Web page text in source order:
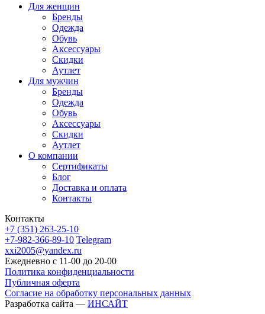
Для женщин
Бренды
Одежда
Обувь
Аксессуары
Скидки
Аутлет
Для мужчин
Бренды
Одежда
Обувь
Аксессуары
Скидки
Аутлет
О компании
Сертификаты
Блог
Доставка и оплата
Контакты
Контакты
+7 (351) 263-25-10
+7-982-366-89-10 Telegram
xxi2005@yandex.ru
Ежедневно с 11-00 до 20-00
Политика конфиденциальности
Публичная оферта
Согласие на обработку персональных данных
Разработка сайта — ИНСАЙТ